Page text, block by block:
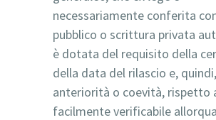
necessariamente conferita
pubblico o scrittura privata
è dotata del requisito della
della data del rilascio e,
anteriorità o coevità, rispetto
facilmente verificabile